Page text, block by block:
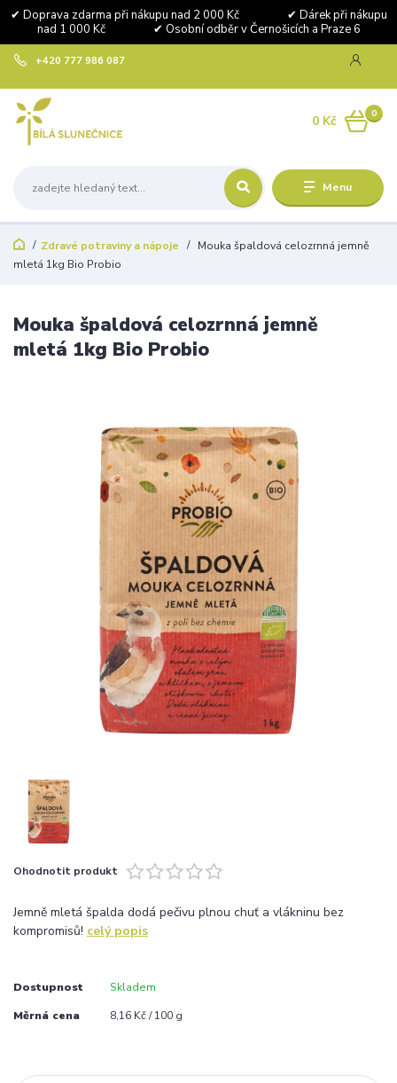
✔ Doprava zdarma při nákupu nad 2 000 Kč ✔ Dárek při nákupu
nad 1 000 Kč ✔ Osobní odběr v Černošicích a Praze 6
Menu
+420 777 986 087
0
0 Kč
Zdravé potraviny a nápoje
Mouka špaldová celozrnná jemně
mletá 1kg Bio Probio
Mouka špaldová celozrnná jemně
mletá 1kg Bio Probio
Ohodnotit produkt
Jemně mletá špalda dodá pečivu plnou chuť a vlákninu bez
kompromisů! celý popis
Dostupnost Skladem
Měrná cena 8,16 Kč / 100 g